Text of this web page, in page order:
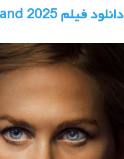
دانلود فیلم Holland 2025